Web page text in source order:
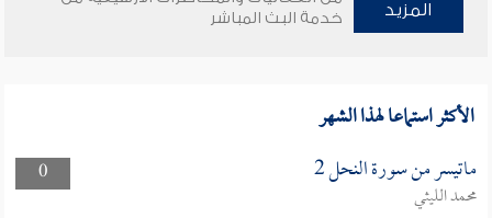
المزيد
خدمة البث المباشر
الأكثر استماعا لهذا الشهر
0 ماتيسر من سورة النحل 2
محمد الليثي